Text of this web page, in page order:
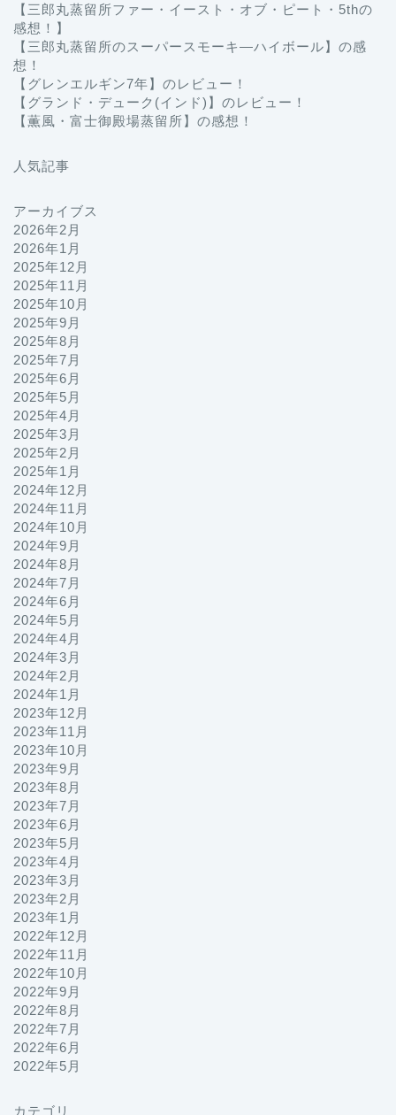
【三郎丸蒸留所ファー・イースト・オブ・ピート・5thの
感想！】
【三郎丸蒸留所のスーパースモーキ―ハイボール】の感
想！
【グレンエルギン7年】のレビュー！
【グランド・デューク(インド)】のレビュー！
【薫風・富士御殿場蒸留所】の感想！
人気記事
アーカイブス
2026年2月
2026年1月
2025年12月
2025年11月
2025年10月
2025年9月
2025年8月
2025年7月
2025年6月
2025年5月
2025年4月
2025年3月
2025年2月
2025年1月
2024年12月
2024年11月
2024年10月
2024年9月
2024年8月
2024年7月
2024年6月
2024年5月
2024年4月
2024年3月
2024年2月
2024年1月
2023年12月
2023年11月
2023年10月
2023年9月
2023年8月
2023年7月
2023年6月
2023年5月
2023年4月
2023年3月
2023年2月
2023年1月
2022年12月
2022年11月
2022年10月
2022年9月
2022年8月
2022年7月
2022年6月
2022年5月
カテゴリ